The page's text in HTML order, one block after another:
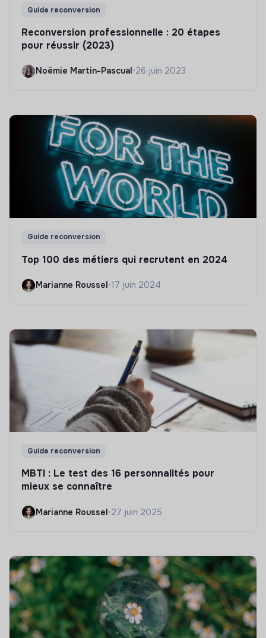
Guide reconversion
Reconversion professionnelle : 20 étapes
pour réussir (2023)
Noëmie Martin-Pascual •26 juin 2023
Guide reconversion
Top 100 des métiers qui recrutent en 2024
Marianne Roussel•17 juin 2024
Guide reconversion
MBTI : Le test des 16 personnalités pour
mieux se connaître
Marianne Roussel•27 juin 2025